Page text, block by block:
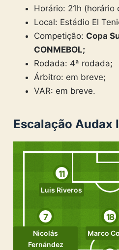
Horário: 21h (horário
Local: Estádio El
Competição: Copa
CONMEBOL;
Rodada: 4ª rodada;
Árbitro: em breve;
VAR: em breve.
Escalação Audax
11
Luis Riveros
7
Nicolás
Fernández
18
Marco